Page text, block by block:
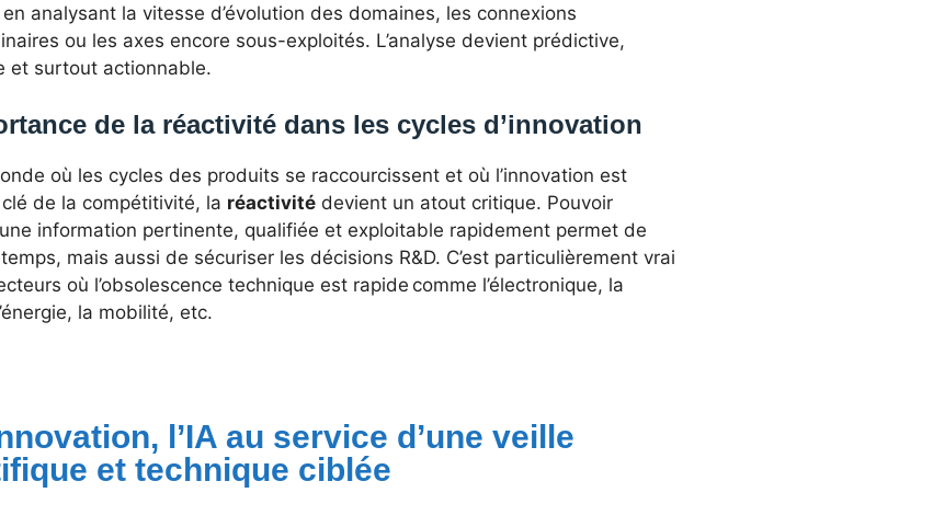
analysant la vitesse d’évolution des domaines, les connexions
ou les axes encore sous-exploités. L’analyse devient prédictive,
et surtout actionnable.
de la réactivité dans les cycles d’innovation
où les cycles des produits se raccourcissent et où l’innovation est
de la compétitivité, la réactivité devient un atout critique. Pouvoir
information pertinente, qualifiée et exploitable rapidement permet de
mais aussi de sécuriser les décisions R&D. C’est particulièrement vrai
où l’obsolescence technique est rapide comme l’électronique, la
la mobilité, etc.
l’IA au service d’une veille
et technique ciblée